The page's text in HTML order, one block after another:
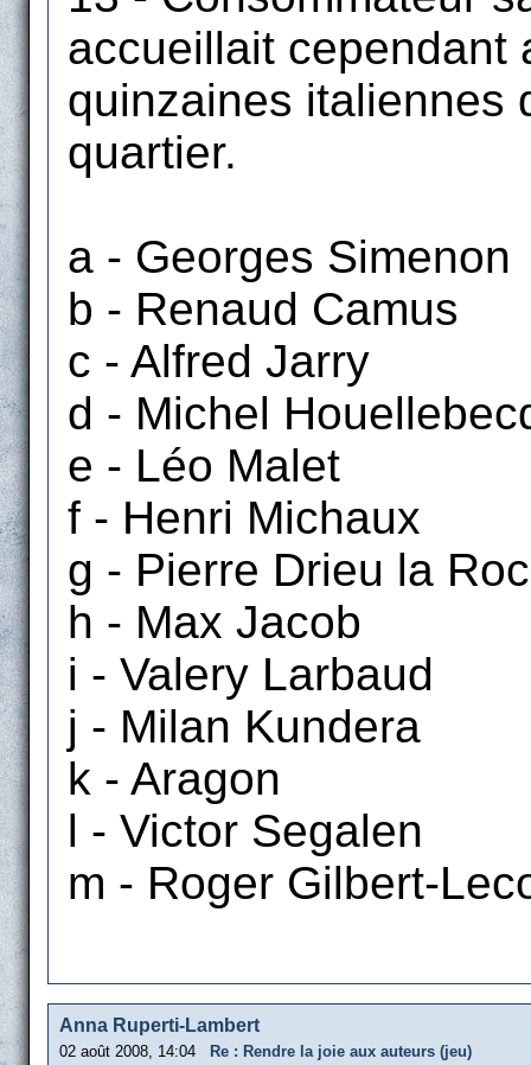
accueillait cependant
quinzaines italiennes
quartier.
a - Georges Simenon
b - Renaud Camus
c - Alfred Jarry
d - Michel
e - Léo Malet
f - Henri Michaux
g - Pierre Drieu la
h - Max Jacob
i - Valery Larbaud
j - Milan Kundera
k - Aragon
l - Victor Segalen
m - Roger Gilbert-
Anna Ruperti-Lambert
02 août 2008, 14:04 Re : Rendre la joie aux auteurs (jeu)